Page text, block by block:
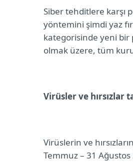
Siber tehditlere karşı
yöntemini şimdi yaz
kategorisinde yeni bir
olmak üzere, tüm
Virüsler ve hırsızlar
Virüslerin ve
Temmuz – 31